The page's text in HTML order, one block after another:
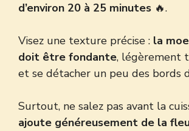
d’environ 20 à 25 minutes 🔥.
Visez une texture précise : la
doit être fondante, légèrement
et se détacher un peu des bords
Surtout, ne salez pas avant la
ajoute généreusement de la